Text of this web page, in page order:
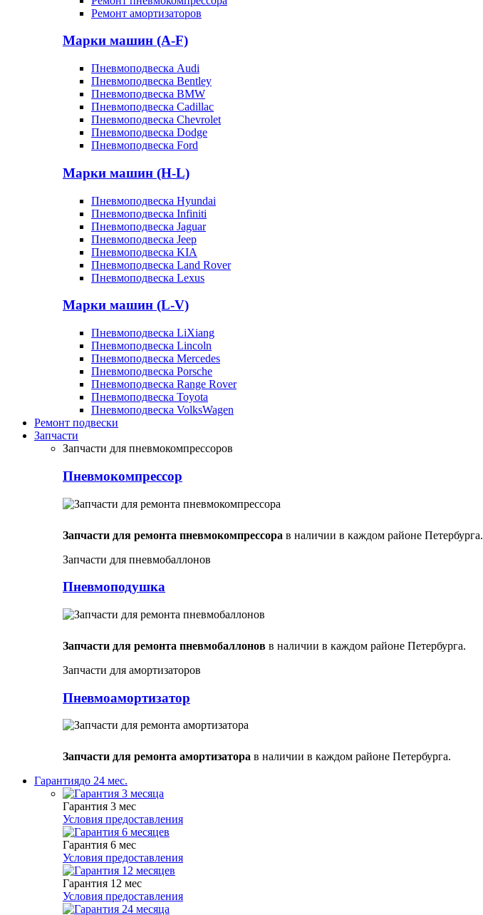
Ремонт амортизаторов
Марки машин (A-F)
Пневмоподвеска Audi
Пневмоподвеска Bentley
Пневмоподвеска BMW
Пневмоподвеска Cadillac
Пневмоподвеска Chevrolet
Пневмоподвеска Dodge
Пневмоподвеска Ford
Марки машин (H-L)
Пневмоподвеска Hyundai
Пневмоподвеска Infiniti
Пневмоподвеска Jaguar
Пневмоподвеска Jeep
Пневмоподвеска KIA
Пневмоподвеска Land Rover
Пневмоподвеска Lexus
Марки машин (L-V)
Пневмоподвеска LiXiang
Пневмоподвеска Lincoln
Пневмоподвеска Mercedes
Пневмоподвеска Porsche
Пневмоподвеска Range Rover
Пневмоподвеска Toyota
Пневмоподвеска VolksWagen
Ремонт подвески
Запчасти
Запчасти для пневмокомпрессоров
Пневмокомпрессор
Запчасти для ремонта пневмокомпрессора в наличии в каждом районе Петербурга.
Запчасти для пневмобаллонов
Пневмоподушка
Запчасти для ремонта пневмобаллонов в наличии в каждом районе Петербурга.
Запчасти для амортизаторов
Пневмоамортизатор
Запчасти для ремонта амортизатора в наличии в каждом районе Петербурга.
Гарантиядо 24 мес.
Гарантия 3 мес
Условия предоставления
Гарантия 6 мес
Условия предоставления
Гарантия 12 мес
Условия предоставления